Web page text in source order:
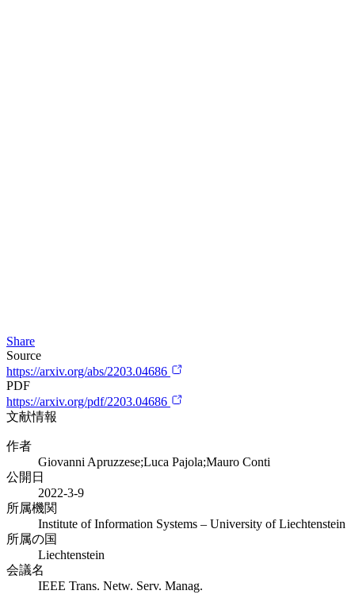
Share
Source
https://arxiv.org/abs/2203.04686
PDF
https://arxiv.org/pdf/2203.04686
文献情報
作者
Giovanni Apruzzese;Luca Pajola;Mauro Conti
公開日
2022-3-9
所属機関
Institute of Information Systems – University of Liechtenstein
所属の国
Liechtenstein
会議名
IEEE Trans. Netw. Serv. Manag.